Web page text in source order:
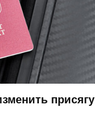
присягу